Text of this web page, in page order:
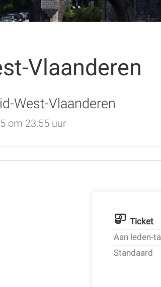
Vlaanderen
West-Vlaanderen
om 23:55 uur
Ticket
Aan leden-
Standaard